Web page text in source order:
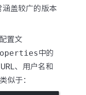
盖较广的版本
置文
中的
、用户名和
似于：